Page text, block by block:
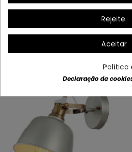
Dados do
Também poderá gostar
Rejeite.
Aceitar
Política
Declaração de